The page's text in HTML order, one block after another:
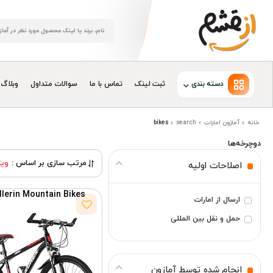
دسته بندی ثبت لینک تماس با ما سوالات متداول وبلاگ
خانه آمازون امارات search
bikes
دوچرخه‌ها
اصلاحات اولیه
ارسال از امارات
حمل و نقل بین المللی
انجام شده توسط آمازون
مرتب سازی بر اساس :
in Mountain Bikes